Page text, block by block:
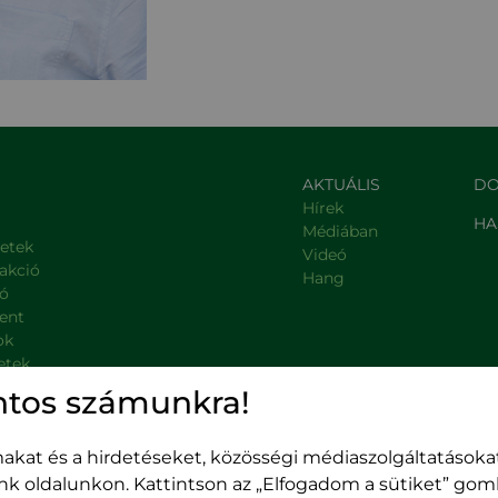
kormányzati intézmények
AKTUÁLIS
Hírek
Médiában
Videó
Hang
számunkra!
és a hirdetéseket, közösségi
oldalunkon. Kattintson az „Elfogadom a sütiket”